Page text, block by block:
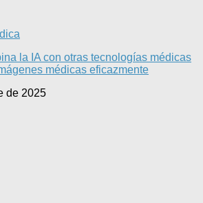
la IA con otras tecnologías médicas
médicas eficazmente
de 2025